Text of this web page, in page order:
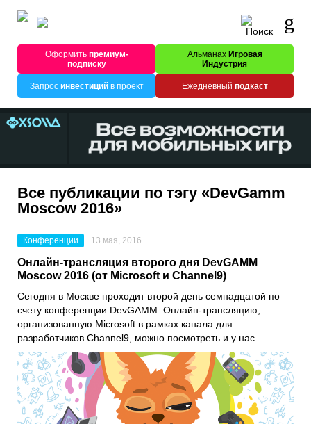
Оформитьпремиум-
подписку
Альманах Игровая
Индустрия
Запрос инвестицийв проект Ежедневный подкаст
Все публикации по тэгу «DevGamm
Moscow 2016»
Конференции 13 мая, 2016
Онлайн-трансляция второго дня DevGAMM
Moscow 2016 (от Microsoft и Channel9)
Сегодня в Москве проходит второй день семнадцатой по
счету конференции DevGAMM. Онлайн-трансляцию,
организованную Microsoft в рамках канала для
разработчиков Channel9, можно посмотреть и у нас.